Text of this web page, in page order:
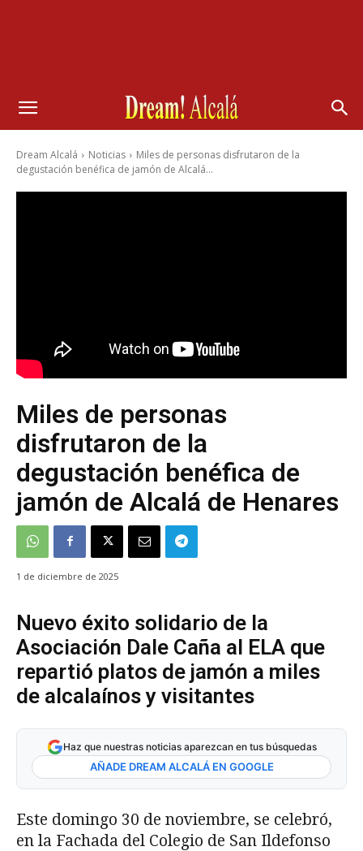
Dream Alcalá Noticias
Miles de personas disfrutaron de la
degustación benéfica de jamón de Alcalá...
Miles de personas
disfrutaron de la
degustación benéfica de
jamón de Alcalá de Henares
1 de diciembre de 2025
Nuevo éxito solidario de la
Asociación Dale Caña al ELA que
repartió platos de jamón a miles
de alcalaínos y visitantes
Haz que nuestras noticias aparezcan en tus búsquedas
AÑADE DREAM ALCALÁ EN GOOGLE
Este domingo 30 de noviembre, se celebró,
en la Fachada del Colegio de San Ildefonso